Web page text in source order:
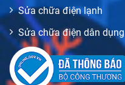
Sửa chữa điện lạnh
Sửa chữa điện dân dụng